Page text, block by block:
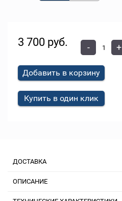
3 700 руб. - +
Добавить в корзину
Купить в один клик
ДОСТАВКА
ОПИСАНИЕ